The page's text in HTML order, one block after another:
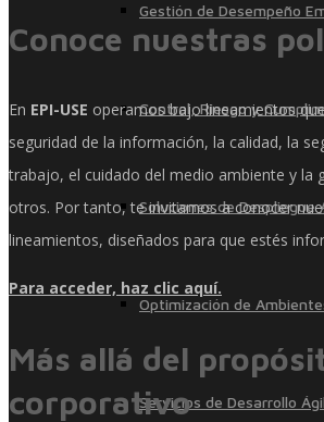
Gestión de Desempeño
Control, Riesgo y
Soluciones de Despliegue
Optimización de
Servicios de Desarrollo
Conoce nuestras
En EPI-USE operamos bajo lineamientos
seguridad de la información, la calidad, la
trabajo, el cuidado del medio ambiente y la
otros. Por tanto, te invitamos a conocer
lineamientos, diseñados para que estés
Para acceder, haz clic aquí.
Más allá del
corporativo